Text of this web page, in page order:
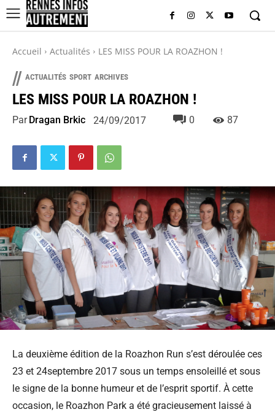
Accueil Actualités LES MISS POUR LA ROAZHON !
// ACTUALITÉS SPORT ARCHIVES
LES MISS POUR LA ROAZHON !
Par Dragan Brkic 24/09/2017 0 87
La deuxième édition de la Roazhon Run s’est déroulée ces
23 et 24septembre 2017 sous un temps ensoleillé et sous
le signe de la bonne humeur et de l’esprit sportif. À cette
occasion, le Roazhon Park a été gracieusement laissé à